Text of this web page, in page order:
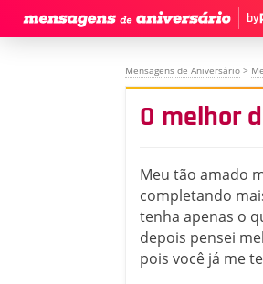
by
Mensagens de Aniversário >
O melhor
Meu tão amado
completando
tenha apenas o
depois pensei
pois você já me